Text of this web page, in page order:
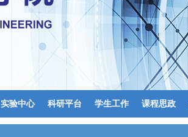
实验中心 科研平台 学生工作 课程思政